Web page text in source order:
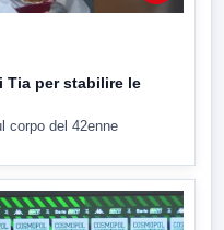
Tia per stabilire le
corpo del 42enne